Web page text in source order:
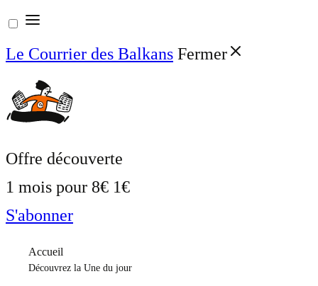
Aller
au
contenu
Le Courrier des Balkans Fermer
Offre découverte
1 mois pour 8€ 1€
S'abonner
Accueil
Découvrez la Une du jour